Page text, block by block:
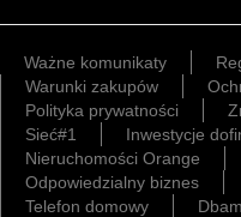
Ważne komunikaty
Warunki zakupów
Polityka prywatności
Sieć#1
Inwestycje
Nieruchomości Orange
Odpowiedzialny biznes
Telefon domowy